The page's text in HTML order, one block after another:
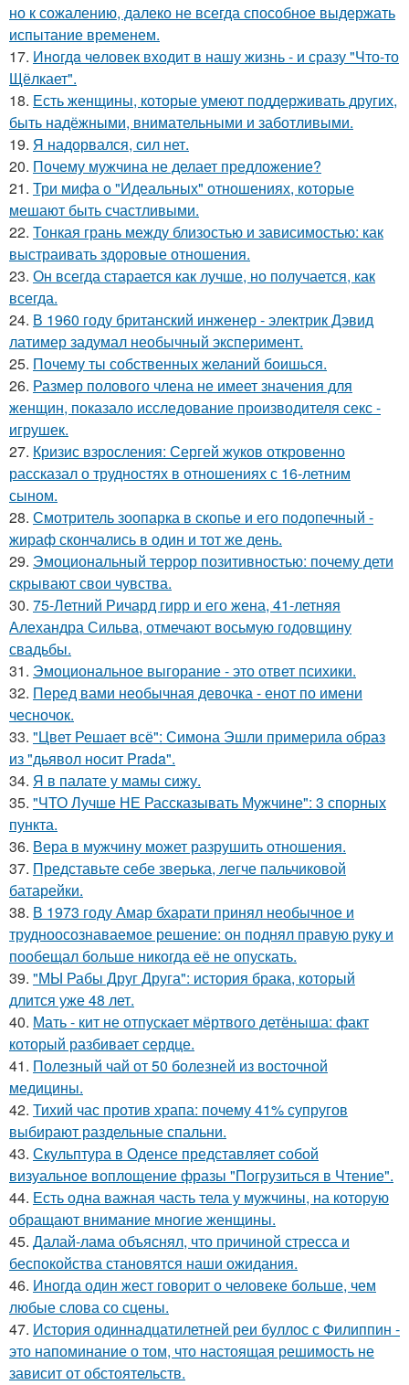
но к сожалению, далеко не всегда способное выдержать
испытание временем.
17. Инoгдa чeловек входит в нашу жизнь - и сразу "Что-то
Щёлкает".
18. Есть женщины, которые умеют поддерживать других,
быть надёжными, внимательными и заботливыми.
19. Я надорвался, сил нет.
20. Почему мужчина не делает предложение?
21. Три мифа о "Идеальных" отношениях, которые
мешают быть счастливыми.
22. Тонкая грань между близостью и зависимостью: как
выстраивать здоровые отношения.
23. Он всегда старается как лучше, но получается, как
всегда.
24. В 1960 году британский инженер - электрик Дэвид
латимер задумал необычный эксперимент.
25. Почему ты собственных желаний боишься.
26. Размер полового члена не имеет значения для
женщин, показало исследование производителя секс -
игрушек.
27. Кризис взросления: Сергей жуков откровенно
рассказал о трудностях в отношениях с 16-летним
сыном.
28. Смотритель зоопарка в скопье и его подопечный -
жираф скончались в один и тот же день.
29. Эмоциональный террор позитивностью: почему дети
скрывают свои чувства.
30. 75-Летний Ричард гирр и его жена, 41-летняя
Алехандра Сильва, отмечают восьмую годовщину
свадьбы.
31. Эмоциональное выгорание - это ответ психики.
32. Перед вами необычная девочка - енот по имени
чесночок.
33. "Цвет Решает всё": Симона Эшли примерила образ
из "дьявол носит Prada".
34. Я в палате у мамы сижу.
35. "ЧТО Лучше НЕ Рассказывать Мужчине": 3 спорных
пункта.
36. Вера в мужчину может разрушить отношения.
37. Представьте себе зверька, легче пальчиковой
батарейки.
38. В 1973 году Амар бхарати принял необычное и
трудноосознаваемое решение: он поднял правую руку и
пообещал больше никогда её не опускать.
39. "МЫ Рабы Друг Друга": история брака, который
длится уже 48 лет.
40. Мать - кит не отпускает мёртвого детёныша: факт
который разбивает сердце.
41. Полезный чай от 50 болезней из восточной
медицины.
42. Тихий час против храпа: почему 41% супругов
выбирают раздельные спальни.
43. Скульптура в Оденсе представляет собой
визуальное воплощение фразы "Погрузиться в Чтение".
44. Есть одна важная часть тела у мужчины, на которую
обращают внимание многие женщины.
45. Далай-лама объяснял, что причиной стресса и
беспокойства становятся наши ожидания.
46. Иногда один жест говорит о человеке больше, чем
любые слова со сцены.
47. История одиннадцатилетней реи буллос с Филиппин -
это напоминание о том, что настоящая решимость не
зависит от обстоятельств.